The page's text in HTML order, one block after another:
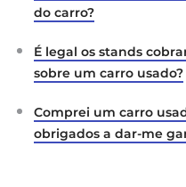
do carro?
É legal os stands
sobre um carro usado?
Comprei um carro
obrigados a dar-me